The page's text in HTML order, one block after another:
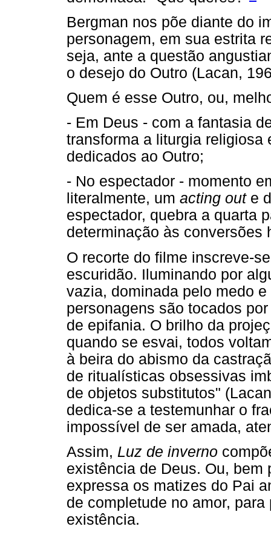
Bergman nos põe diante do
personagem, em sua estrita
seja, ante a questão
o desejo do Outro (Lacan,
Quem é esse Outro, ou,
- Em Deus - com a fantasia
transforma a liturgia
dedicados ao Outro;
- No espectador - momento
literalmente, um acting out e
espectador, quebra a quarta
determinação às conversões
O recorte do filme inscreve-
escuridão. Iluminando por
vazia, dominada pelo medo
personagens são tocados
de epifania. O brilho da
quando se esvai, todos
à beira do abismo da
de ritualísticas obsessivas
de objetos substitutos"
dedica-se a testemunhar o
impossível de ser amada,
Assim, Luz de inverno
existência de Deus. Ou, bem
expressa os matizes do Pai
de completude no amor,
existência.